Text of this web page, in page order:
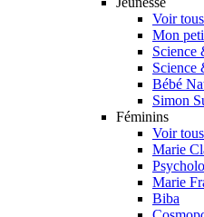
Voir
Mon
Science
Science
Bébé
Simon
Féminins
Voir
Marie
Marie
Biba